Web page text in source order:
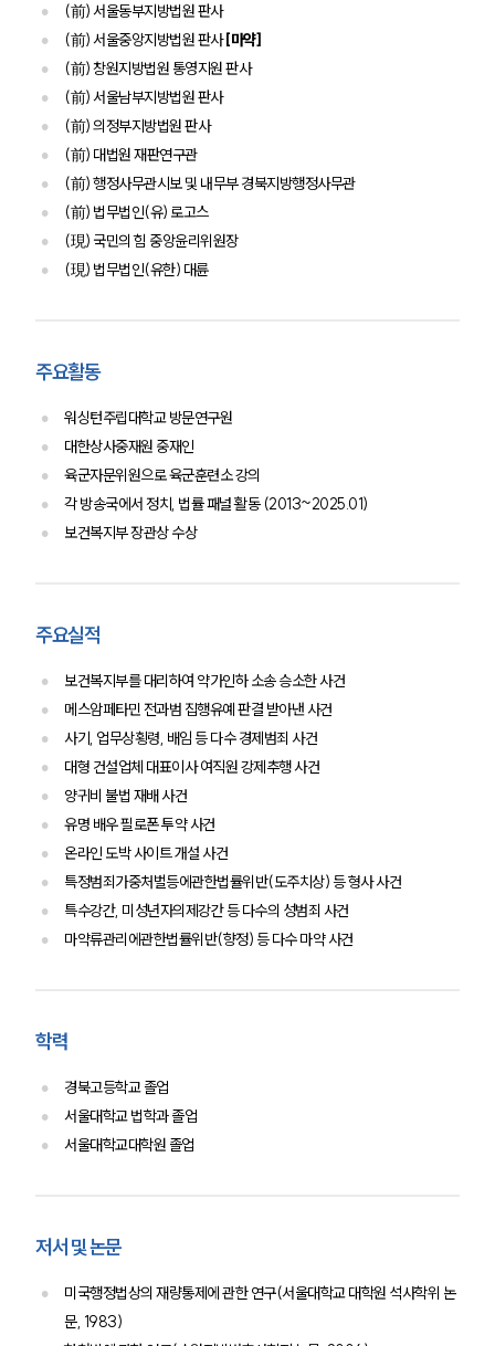
구성원 소개
해외이민전문변호사
소식/자료
공지사항
법률 블로그
대륜법률상담예약
대륜법률상담예약
(前) 서울동부지방법원 판사
(前) 서울중앙지방법원 판사[마약]
(前) 창원지방법원 통영지원 판사
(前) 서울남부지방법원 판사
(前) 의정부지방법원 판사
(前) 대법원 재판연구관
(前) 행정사무관시보 및 내무부 경북지방행정사무관
(前) 법무법인(유) 로고스
(現) 국민의 힘 중앙윤리위원장
(現) 법무법인(유한) 대륜
주요활동
워싱턴주립대학교 방문연구원
대한상사중재원 중재인
육군자문위원으로 육군훈련소 강의
각 방송국에서 정치, 법률 패널 활동 (2013~2025.01)
보건복지부 장관상 수상
주요실적
보건복지부를 대리하여 약가인하 소송 승소한 사건
메스암페타민 전과범 집행유예 판결 받아낸 사건
사기, 업무상횡령, 배임 등 다수 경제범죄 사건
대형 건설업체 대표이사 여직원 강제추행 사건
양귀비 불법 재배 사건
유명 배우 필로폰 투약 사건
온라인 도박 사이트 개설 사건
특정범죄가중처벌등에관한법률위반(도주치상) 등 형사 사건
특수강간, 미성년자의제강간 등 다수의 성범죄 사건
마약류관리에관한법률위반(향정) 등 다수 마약 사건
학력
경북고등학교 졸업
서울대학교 법학과 졸업
서울대학교대학원 졸업
저서 및 논문
미국행정법상의 재량통제에 관한 연구(서울대학교 대학원 석사학위 논
문, 1983)